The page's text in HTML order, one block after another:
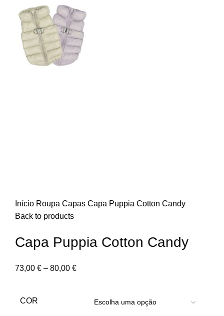
Início Roupa Capas Capa Puppia Cotton Candy
Back to products
Capa Puppia Cotton Candy
73,00 € – 80,00 €
COR